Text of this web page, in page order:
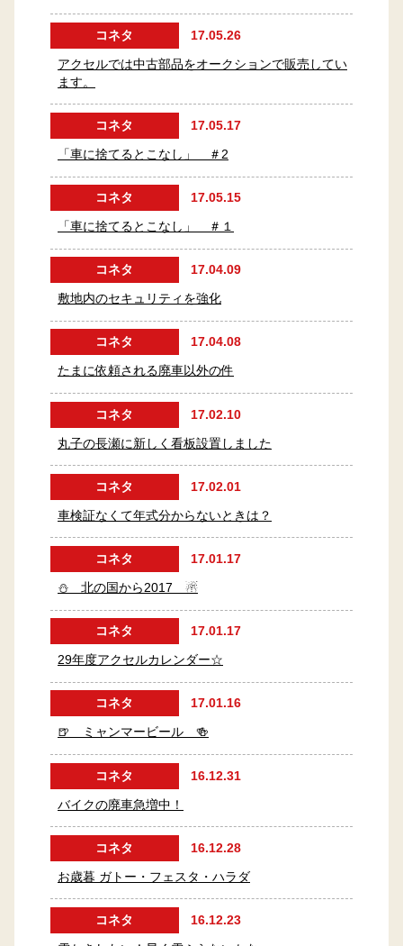
コネタ 17.05.26
アクセルでは中古部品をオークションで販売してい
ます。
コネタ 17.05.17
「車に捨てるとこなし」 ＃2
コネタ 17.05.15
「車に捨てるとこなし」 ＃１
コネタ 17.04.09
敷地内のセキュリティを強化
コネタ 17.04.08
たまに依頼される廃車以外の件
コネタ 17.02.10
丸子の長瀬に新しく看板設置しました
コネタ 17.02.01
車検証なくて年式分からないときは？
コネタ 17.01.17
⛄ 北の国から2017 ☃
コネタ 17.01.17
29年度アクセルカレンダー☆
コネタ 17.01.16
🍺 ミャンマービール 🍻
コネタ 16.12.31
バイクの廃車急増中！
コネタ 16.12.28
お歳暮 ガトー・フェスタ・ハラダ
コネタ 16.12.23